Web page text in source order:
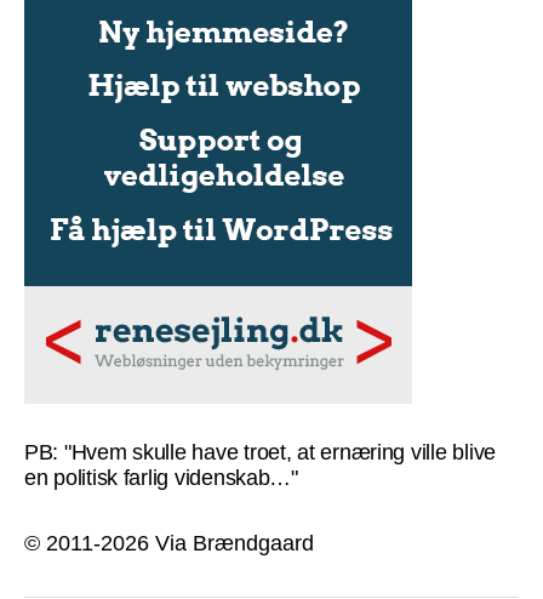
PB: "Hvem skulle have troet, at ernæring ville blive
en politisk farlig videnskab…"
© 2011-2026 Via Brændgaard